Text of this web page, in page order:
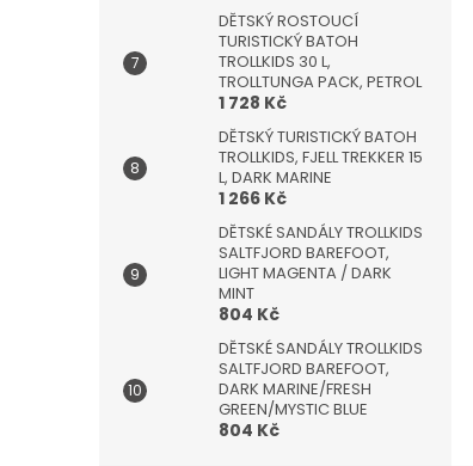
DĚTSKÝ ROSTOUCÍ
TURISTICKÝ BATOH
TROLLKIDS 30 L,
TROLLTUNGA PACK, PETROL
1 728 Kč
DĚTSKÝ TURISTICKÝ BATOH
TROLLKIDS, FJELL TREKKER 15
L, DARK MARINE
1 266 Kč
DĚTSKÉ SANDÁLY TROLLKIDS
SALTFJORD BAREFOOT,
LIGHT MAGENTA / DARK
MINT
804 Kč
DĚTSKÉ SANDÁLY TROLLKIDS
SALTFJORD BAREFOOT,
DARK MARINE/FRESH
GREEN/MYSTIC BLUE
804 Kč